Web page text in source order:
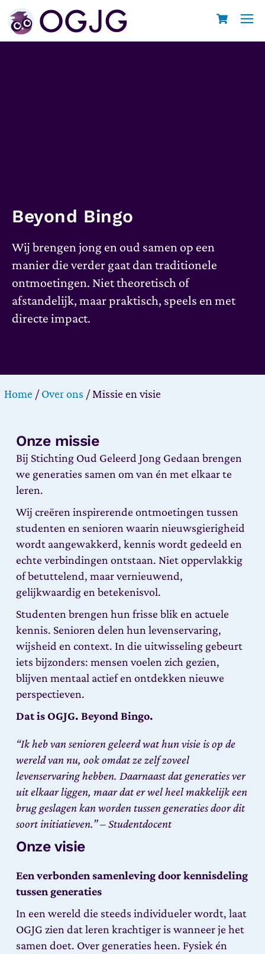
Beyond Bingo
Wij brengen jong en oud samen op een
manier die verder gaat dan traditionele
ontmoetingen. Niet theoretisch of
afstandelijk, maar praktisch, speels en met
directe impact.
Home / Over ons / Missie en visie
Onze missie
Bij Stichting Oud Geleerd Jong Gedaan brengen
we generaties samen om van én met elkaar te
leren.
Wij creëren inspirerende ontmoetingen tussen
studenten en senioren waarin nieuwsgierigheid
wordt aangewakkerd, kennis wordt gedeeld en
echte verbindingen ontstaan. Niet oppervlakkig
of betuttelend, maar vernieuwend,
gelijkwaardig en betekenisvol.
Studenten brengen hun frisse blik en actuele
kennis. Senioren delen hun levenservaring,
wijsheid en context. In die uitwisseling gebeurt
iets bijzonders: mensen voelen zich gezien,
blijven mentaal actief en ontdekken nieuwe
perspectieven.
Dat is OGJG. Beyond Bingo.
“Ik heb van senioren geleerd wat hun visie is op de
wereld van nu, ook omdat ze zelf zoveel
levenservaring hebben. Daarnaast dat generaties ver
uit elkaar liggen, maar dat er wel heel makkelijk een
brug geslagen kan worden tussen generaties door dit
soort initiatieven.” – Studentdocent
Onze visie
Een verbonden samenleving door kennisdeling
tussen generaties
In een wereld die steeds individueler wordt, laat
OGJG zien dat leren krachtiger is wanneer je het
samen doet. Over generaties heen. Fysiek én